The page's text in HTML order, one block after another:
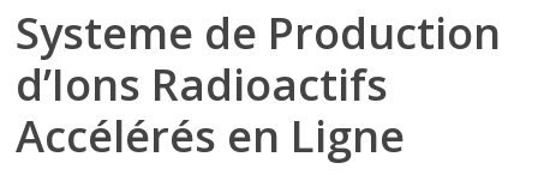
Systeme de Production
d’Ions Radioactifs
Accélérés en Ligne